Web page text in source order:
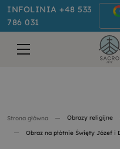
INFOLINIA +48 533
786 031
Strona główna Obrazy religijne
Obraz na płótnie Święty Józef i